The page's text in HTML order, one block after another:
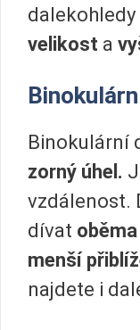
velikost a
Binokulární
zorný úhel.
vzdálenost.
dívat
menší
najdete i